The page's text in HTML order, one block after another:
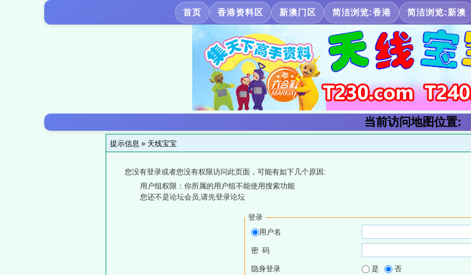
首页 香港资料区 新澳门区 简洁浏览:香港 简洁浏览:新澳
当前访问地图位置:
提示信息 » 天线宝宝
您没有登录或者您没有权限访问此页面，可能有如下几个原因:
用户组权限：你所属的用户组不能使用搜索功能
您还不是论坛会员,请先登录论坛
登录
用户名
密 码
隐身登录 是 否